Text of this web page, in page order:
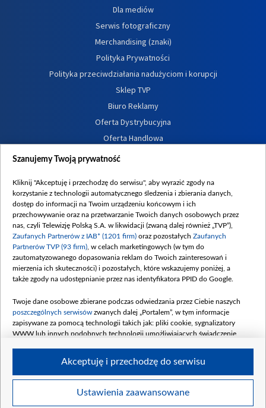
Dla mediów
Serwis fotograficzny
Merchandising (znaki)
Polityka Prywatności
Polityka przeciwdziałania nadużyciom i korupcji
Sklep TVP
Biuro Reklamy
Oferta Dystrybucyjna
Oferta Handlowa
Dostępność
Procedura zgłoszeń wewnętrznych
Szanujemy Twoją prywatność
Kliknij "Akceptuję i przechodzę do serwisu", aby wyrazić zgody na
korzystanie z technologii automatycznego śledzenia i zbierania danych,
dostęp do informacji na Twoim urządzeniu końcowym i ich
przechowywanie oraz na przetwarzanie Twoich danych osobowych przez
nas, czyli Telewizję Polską S.A. w likwidacji (zwaną dalej również „TVP”),
Zaufanych Partnerów z IAB* (1201 firm) oraz pozostałych Zaufanych
Partnerów TVP (93 firm) , w celach marketingowych (w tym do
zautomatyzowanego dopasowania reklam do Twoich zainteresowań i
mierzenia ich skuteczności) i pozostałych, które wskazujemy poniżej, a
także zgody na udostępnianie przez nas identyfikatora PPID do Google.
Twoje dane osobowe zbierane podczas odwiedzania przez Ciebie naszych
poszczególnych serwisów zwanych dalej „Portalem”, w tym informacje
zapisywane za pomocą technologii takich jak: pliki cookie, sygnalizatory
WWW lub innych podobnych technologii umożliwiających świadczenie
Twoje dane osobowe zbierane podczas odwiedzania przez Ciebie
Ustawienia zaawansowane
Akceptuję i przechodzę do serwisu